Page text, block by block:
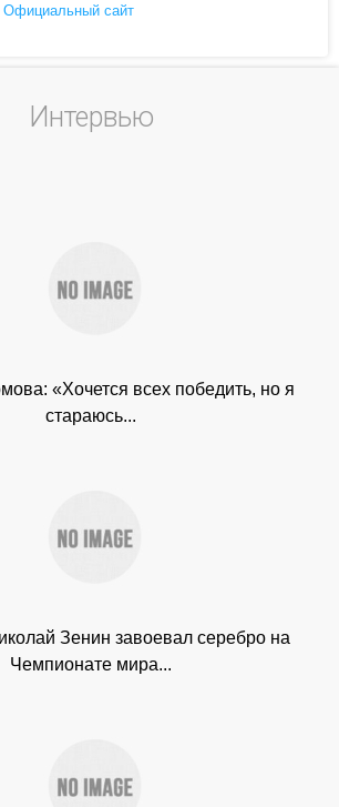
сайт
Интервью
«Хочется всех победить, но я
стараюсь...
Зенин завоевал серебро на
Чемпионате мира...